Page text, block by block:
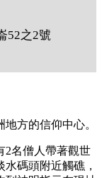
52之2號
方的信仰中心。
2名僧人帶著觀世
碼頭附近觸礁，